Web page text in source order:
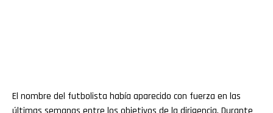
El nombre del futbolista había aparecido con fuerza en las